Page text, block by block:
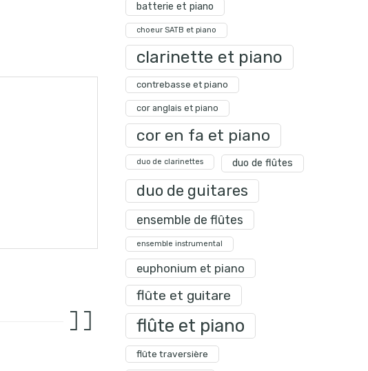
batterie et piano
choeur SATB et piano
clarinette et piano
contrebasse et piano
cor anglais et piano
cor en fa et piano
duo de clarinettes duo de flûtes
duo de guitares
ensemble de flûtes
ensemble instrumental
euphonium et piano
flûte et guitare
flûte et piano
flûte traversière